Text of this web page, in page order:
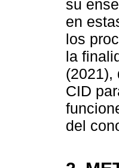
su
en
los
la
(2021),
CID
del